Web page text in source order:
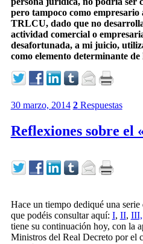
pero tampoco como
TRLCU, dado que no
actividad comercial o
desafortunada, a mi juicio,
como elemento determinante
30 marzo, 2014 2Respuestas
Reflexiones sobre el
Hace un tiempo dediqué una
que podéis consultar aquí: I, II, III,
tiene su continuación hoy, con la
Ministros del Real Decreto por el